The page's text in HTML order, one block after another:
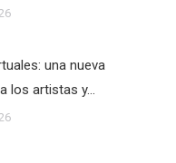
una nueva
los artistas y…